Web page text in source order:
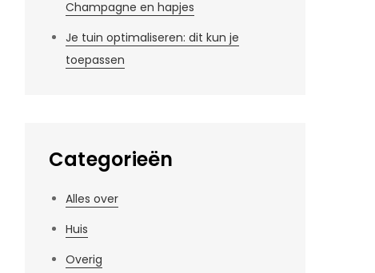
Champagne en hapjes
Je tuin optimaliseren: dit kun je
toepassen
Categorieën
Alles over
Huis
Overig